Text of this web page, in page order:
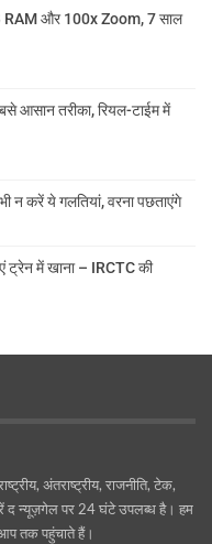
और 100x Zoom, 7 साल
आसान तरीका, रियल-टाईम में
करें ये गलतियां, वरना पछताएंगे
में खाना – IRCTC की
अंतराष्ट्रीय, राजनीति, टेक,
द न्यूज़गेल पर 24 घंटे उपलब्ध है। हम
तक पहुंचाते हैं।